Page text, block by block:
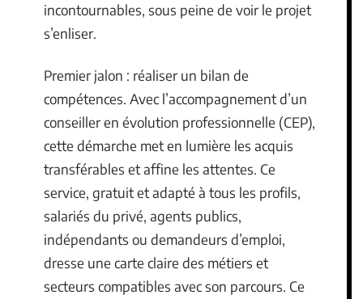
incontournables, sous peine de voir le projet
s’enliser.
Premier jalon : réaliser un bilan de
compétences. Avec l’accompagnement d’un
conseiller en évolution professionnelle (CEP),
cette démarche met en lumière les acquis
transférables et affine les attentes. Ce
service, gratuit et adapté à tous les profils,
salariés du privé, agents publics,
indépendants ou demandeurs d’emploi,
dresse une carte claire des métiers et
secteurs compatibles avec son parcours. Ce